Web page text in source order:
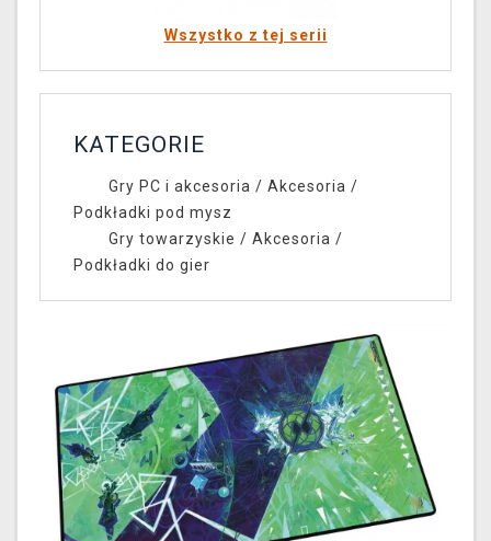
Wszystko z tej serii
KATEGORIE
Gry PC i akcesoria / Akcesoria /
Podkładki pod mysz
Gry towarzyskie / Akcesoria /
Podkładki do gier